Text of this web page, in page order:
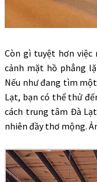
Còn gì tuyệt hơn việc
cảnh mặt hồ phẳng
Nếu như đang tìm
Lạt, bạn có thể thử
cách trung tâm Đà
nhiên đầy thơ mộng.